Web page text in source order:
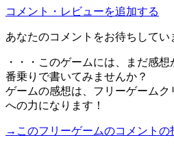
コメント・レビューを追加する
あなたのコメントをお待ちしてい
・・・このゲームには、まだ感
番乗りで書いてみませんか？
ゲームの感想は、フリーゲーム
への力になります！
→このフリーゲームのコメントの